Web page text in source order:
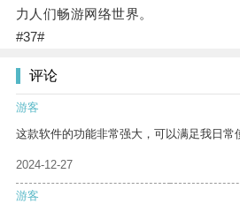
力人们畅游网络世界。
#37#
评论
游客
这款软件的功能非常强大，可以满足我日常
2024-12-27
游客